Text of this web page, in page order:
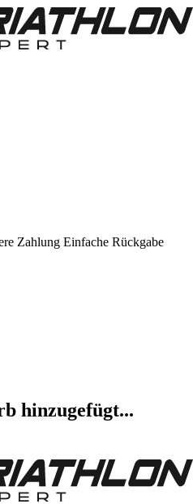
Zahlung Einfache Rückgabe
hinzugefügt...